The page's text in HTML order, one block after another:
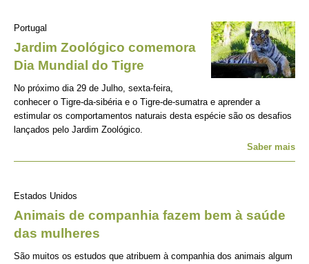
Portugal
Jardim Zoológico comemora
Dia Mundial do Tigre
No próximo dia 29 de Julho, sexta-feira,
conhecer o Tigre-da-sibéria e o Tigre-de-sumatra e aprender a
estimular os comportamentos naturais desta espécie são os desafios
lançados pelo Jardim Zoológico.
Saber mais
Estados Unidos
Animais de companhia fazem bem à saúde
das mulheres
São muitos os estudos que atribuem à companhia dos animais algum